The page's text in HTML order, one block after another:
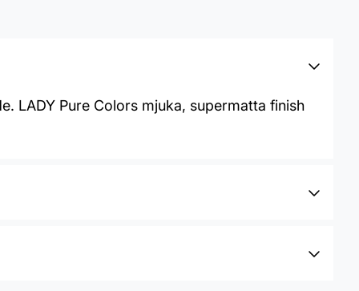
LADY Pure Colors mjuka, supermatta finish